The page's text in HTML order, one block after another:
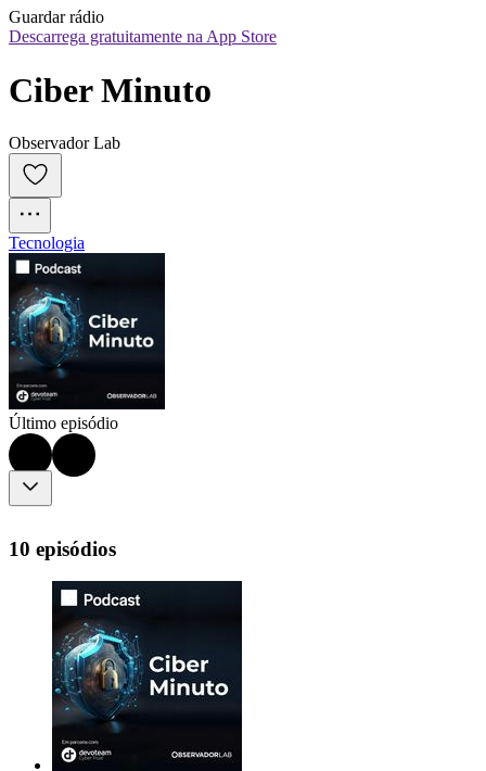
Guardar rádio
Descarrega gratuitamente na App Store
Ciber Minuto
Observador Lab
Tecnologia
Último episódio
10 episódios